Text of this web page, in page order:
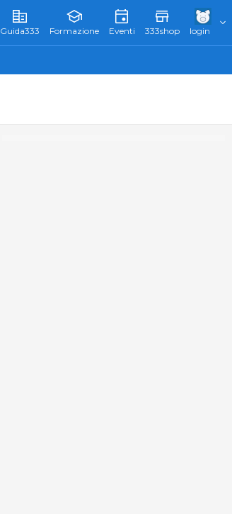
Guida333 Formazione Eventi 333shop login